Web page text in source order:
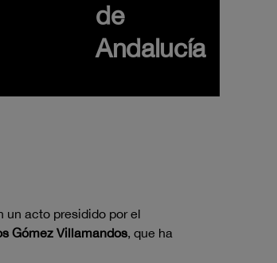
de
Andalucía
un acto presidido por el
Gómez Villamandos, que ha